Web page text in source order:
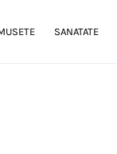
SANATATE